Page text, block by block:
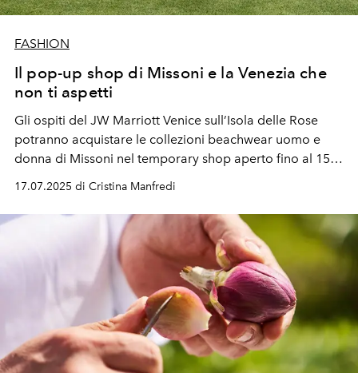
FASHION
Il pop-up shop di Missoni e la Venezia che
non ti aspetti
Gli ospiti del JW Marriott Venice sull’Isola delle Rose
potranno acquistare le collezioni beachwear uomo e
donna di Missoni nel temporary shop aperto fino al 15
17.07.2025 di Cristina Manfredi